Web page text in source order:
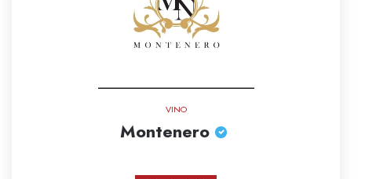
VINO
Montenero